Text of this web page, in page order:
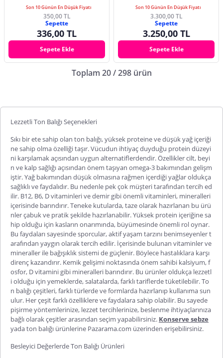
Son 10 Günün En Düşük Fiyatı
350,00 TL
Sepette
336,00 TL
Sepete Ekle
Son 10 Günün En Düşük Fiyatı
3.300,00 TL
Sepette
3.250,00 TL
Sepete Ekle
Toplam 20 / 298 ürün
Lezzetli Ton Balığı Seçenekleri
Sıkı bir ete sahip olan ton balığı, yüksek proteine ve düşük yağ içeriği
ne sahip olma özelliği taşır. Vücudun ihtiyaç duyduğu protein düzeyi
ni karşılamak açısından uygun alternatiflerdendir. Özellikler cilt, beyi
n ve kalp sağlığı açısından önem taşıyan omega-3 bakımından gelişm
iştir. Yağ bakımından düşük olmasına rağmen içerdiği yağlar oldukça
sağlıklı ve faydalıdır. Bu nedenle pek çok müşteri tarafından tercih ed
ilir. B12, B6, D vitaminleri ve demir gibi önemli vitaminleri, mineralleri
içerisinde barındırır. Teneke kutularda, taze olarak hazırlanan bu ürü
nler çabuk ve pratik şekilde hazırlanabilir. Yüksek protein içeriğine sa
hip olduğu için kasların onarımında, büyümesinde önemli rol oynar.
Bu faydaları sayesinde sporcular, aktif yaşam tarzını benimseyenler t
arafından yaygın olarak tercih edilir. İçerisinde bulunan vitaminler ve
mineraller ile bağışıklık sistemi de güçlenir. Böylece hastalıklara karşı
direnç kazandırır. Kemik gelişimi noktasında önem sahibi kalsiyum, f
osfor, D vitamini gibi mineralleri barındırır. Bu ürünler oldukça lezzetl
iolduğu için yemeklerde, salatalarda, farklı tariflerde tüketilebilir.To
n balığı çeşitleri, farklı türlerde ve formlarda hazırlanıp kullanıma sun
ulur. Her çeşit farklı özelliklere ve faydalara sahip olabilir. Bu sayede
pişirme yöntemlerinize, lezzet tercihlerinize, beslenme ihtiyaçlarınıza
bağlı olarak çeşitler arasından seçim yapabilirsiniz. Konserve sebze
yada ton balığı ürünlerine Pazarama.com üzerinden erişebilirsiniz.
Besleyici Değerlerde Ton Balığı Ürünleri